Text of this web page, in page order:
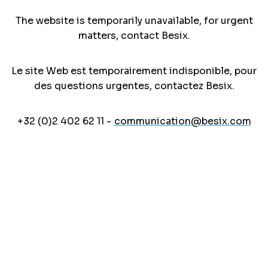
The website is temporarily unavailable, for urgent
matters, contact Besix.
Le site Web est temporairement indisponible, pour
des questions urgentes, contactez Besix.
+32 (0)2 402 62 11 - communication@besix.com